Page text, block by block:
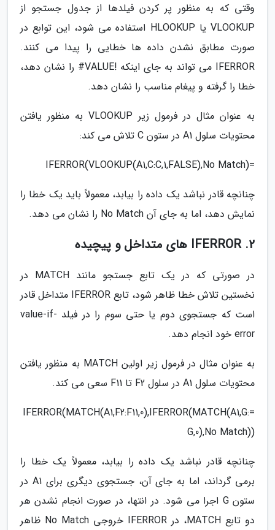
وقتی که به منظور پر کردن فیلدها از جدول جستجو از
VLOOKUP یا HLOOKUP استفاده می شود، این توابع در
صورت مطابق نشدن داده ها خطایی را پیدا می کنند.
IFERROR می تواند به جای اینکه !VALUE# را نشان دهد،
خطا را گرفته و پیغام مناسب را نشان دهد.
به عنوان مثال در فرمول زیر VLOOKUP به منظور یافتن
محتویات سلول A1 در ستون C تلاش می کند:
=IFERROR(VLOOKUP(A1,C:C,1,FALSE),No Match)
چنانچه قادر نباشد یک داده را بیابد، معمولاً باید یک خطا را
نمایش دهد، اما به جای آن No Match را نشان می دهد.
2. IFERROR های متداخل و پیچیده
در صورتی که در یک تابع جستجو مانند MATCH در
نخستین تلاش خطا ظاهر شود، تابع IFERROR متداخل قادر
است که جستجوی دوم یا حتی سوم را در فیلد value-if-
error خود انجام دهد.
به عنوان مثال در فرمول زیر اولین MATCH به منظور یافتن
محتویات سلول A1 در سلول F2 تا F11 سعی می کند.
=IFERROR(MATCH(A1,F2:F11,0),IFERROR(MATCH(A1,G:
G,0),No Match))
چنانچه قادر نباشد یک داده را بیابد، معمولاً یک خطا را
برمی گرداند، اما به جای آن، جستجوی دیگری برای A1 در
ستون G اجرا می شود. در انتها، در صورت انجام نشدن هر
دو تابع MATCH، در IFERROR خروجی No Match ظاهر